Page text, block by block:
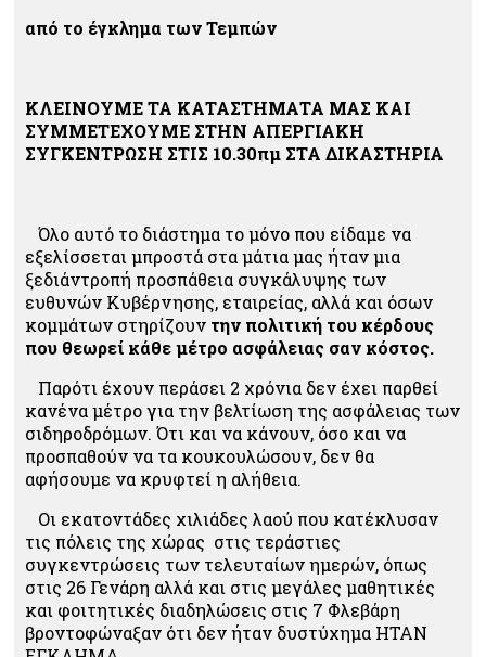
από το έγκλημα των Τεμπών
ΚΛΕΙΝΟΥΜΕ ΤΑ ΚΑΤΑΣΤΗΜΑΤΑ ΜΑΣ ΚΑΙ
ΣΥΜΜΕΤΕΧΟΥΜΕ ΣΤΗΝ ΑΠΕΡΓΙΑΚΗ
ΣΥΓΚΕΝΤΡΩΣΗ ΣΤΙΣ 10.30πμ ΣΤΑ ΔΙΚΑΣΤΗΡΙΑ
Όλο αυτό το διάστημα το μόνο που είδαμε να
εξελίσσεται μπροστά στα μάτια μας ήταν μια
ξεδιάντροπή προσπάθεια συγκάλυψης των
ευθυνών Κυβέρνησης, εταιρείας, αλλά και όσων
κομμάτων στηρίζουν την πολιτική του κέρδους
που θεωρεί κάθε μέτρο ασφάλειας σαν κόστος.
Παρότι έχουν περάσει 2 χρόνια δεν έχει παρθεί
κανένα μέτρο για την βελτίωση της ασφάλειας των
σιδηροδρόμων. Ότι και να κάνουν, όσο και να
προσπαθούν να τα κουκουλώσουν, δεν θα
αφήσουμε να κρυφτεί η αλήθεια.
Οι εκατοντάδες χιλιάδες λαού που κατέκλυσαν
τις πόλεις της χώρας στις τεράστιες
συγκεντρώσεις των τελευταίων ημερών, όπως
στις 26 Γενάρη αλλά και στις μεγάλες μαθητικές
και φοιτητικές διαδηλώσεις στις 7 Φλεβάρη
βροντοφώναξαν ότι δεν ήταν δυστύχημα ΗΤΑΝ